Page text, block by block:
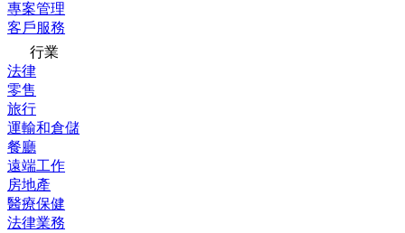
專案管理
客戶服務
行業
法律
零售
旅行
運輸和倉儲
餐廳
遠端工作
房地產
醫療保健
法律業務